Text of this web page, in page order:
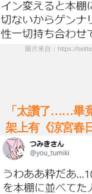
圖片來自：https://
「太讚了……畢
架上有《涼宮春